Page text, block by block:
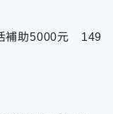
補助5000元 149